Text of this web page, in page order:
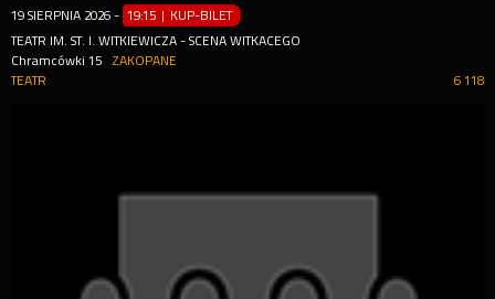
19 SIERPNIA 2026 - 19:15 | KUP-BILET
TEATR IM. ST. I. WITKIEWICZA - SCENA WITKACEGO
Chramcówki 15
ZAKOPANE
6 118
TEATR